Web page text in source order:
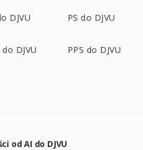
DJVU PS do DJVU
do DJVU PPS do DJVU
od AI do DJVU